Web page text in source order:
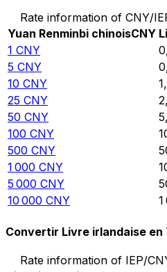
Rate information of CNY/
Yuan Renminbi chinoisCNY
1 CNY
5 CNY
10 CNY
25 CNY
50 CNY
100 CNY
500 CNY
1 000 CNY
5 000 CNY
10 000 CNY 1
Convertir Livre irlandaise en
Rate information of IEP/